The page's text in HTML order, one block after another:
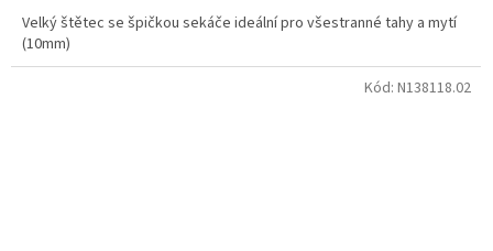
Velký štětec se špičkou sekáče ideální pro všestranné tahy a mytí
(10mm)
Kód: N138118.02